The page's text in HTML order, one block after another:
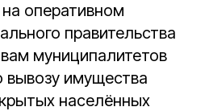
оперативном
правительства
муниципалитетов
вывозу имущества
населённых